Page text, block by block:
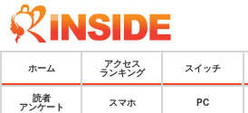
ホーム
アクセス
ランキング
スイッチ
読者
アンケート
スマホ PC